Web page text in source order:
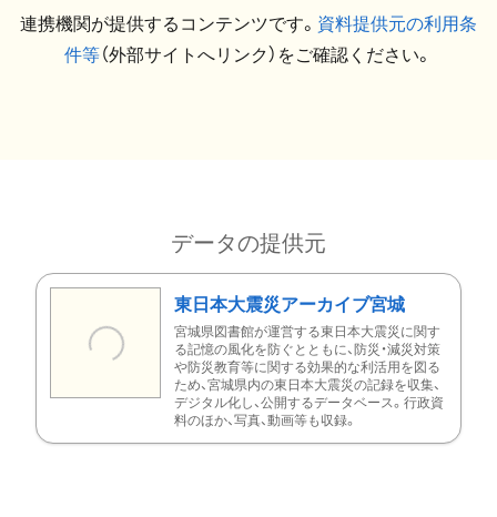
連携機関が提供するコンテンツです。 資料提供元の利用条
件等（外部サイトへリンク）をご確認ください。
データの提供元
東日本大震災アーカイブ宮城
宮城県図書館が運営する東日本大震災に関す
る記憶の風化を防ぐとともに、防災・減災対策
や防災教育等に関する効果的な利活用を図る
ため、宮城県内の東日本大震災の記録を収集、
デジタル化し、公開するデータベース。行政資
料のほか、写真、動画等も収録。